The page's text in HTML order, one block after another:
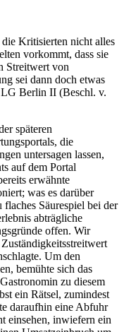
Kritisierten nicht alles
vorkommt, dass sie
Streitwert von
sei dann doch etwas
LG Berlin II (Beschl. v.
späteren
die
untersagen lassen,
auf dem Portal
erwähnte
was es darüber
Säurespiel bei der
abträgliche
offen. Wir
Um den
bemühte sich das
zu diesem
ein Rätsel, zumindest
daraufhin eine Abfuhr
einsehen, inwiefern ein